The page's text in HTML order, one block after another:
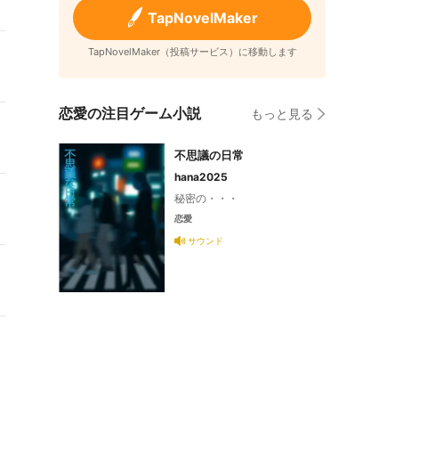
TapNovelMaker
TapNovelMaker（投稿サービス）に移動します
恋愛の注目ゲーム小説 もっと見る
不思議の日常
hana2025
秘密の・・・
恋愛
サウンド